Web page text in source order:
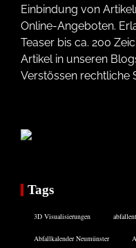
Einbindung von
Online-Angeboten.
Teaser bis ca. 200
Artikel in unseren
Verstössen rechtliche
Tags
3D Visualisierungen
Abfallkalender Neumünster